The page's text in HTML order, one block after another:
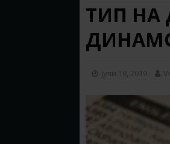
ТИП НА
јули 18, 2019